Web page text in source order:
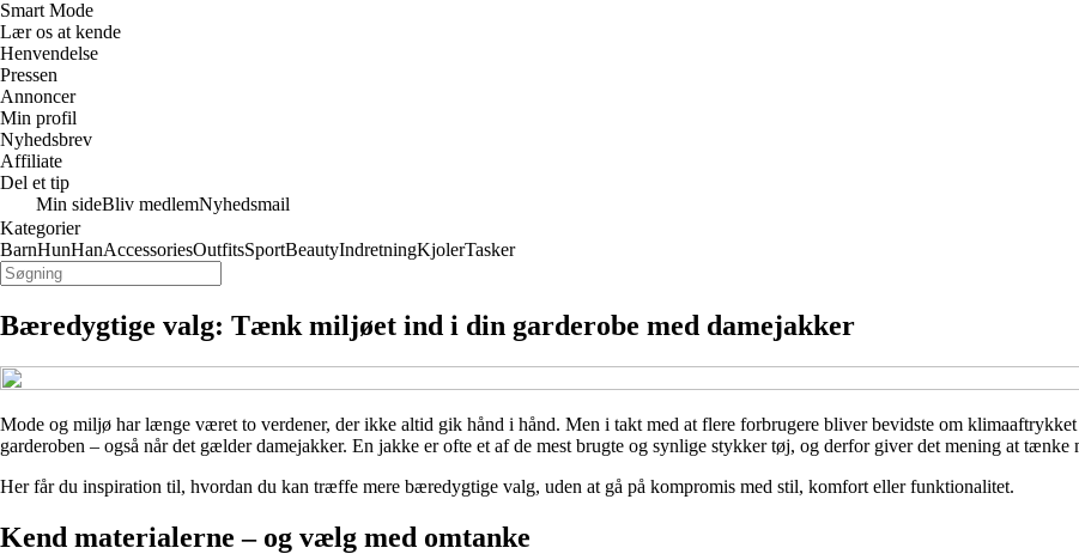
Smart Mode
Lær os at kende
Henvendelse
Pressen
Annoncer
Min profil
Nyhedsbrev
Affiliate
Del et tip
Min sideBliv medlemNyhedsmail
Kategorier
BarnHunHanAccessoriesOutfitsSportBeautyIndretningKjolerTasker
Bæredygtige valg: Tænk miljøet ind i din garderobe med damejakker
Mode og miljø har længe været to verdener, der ikke altid gik hånd i hånd. Men i takt med at flere forbrugere bliver bevidste om
garderoben – også når det gælder damejakker. En jakke er ofte et af de mest brugte og synlige stykker tøj, og derfor giver det mening at
Her får du inspiration til, hvordan du kan træffe mere bæredygtige valg, uden at gå på kompromis med stil, komfort eller funktionalitet.
Kend materialerne – og vælg med omtanke